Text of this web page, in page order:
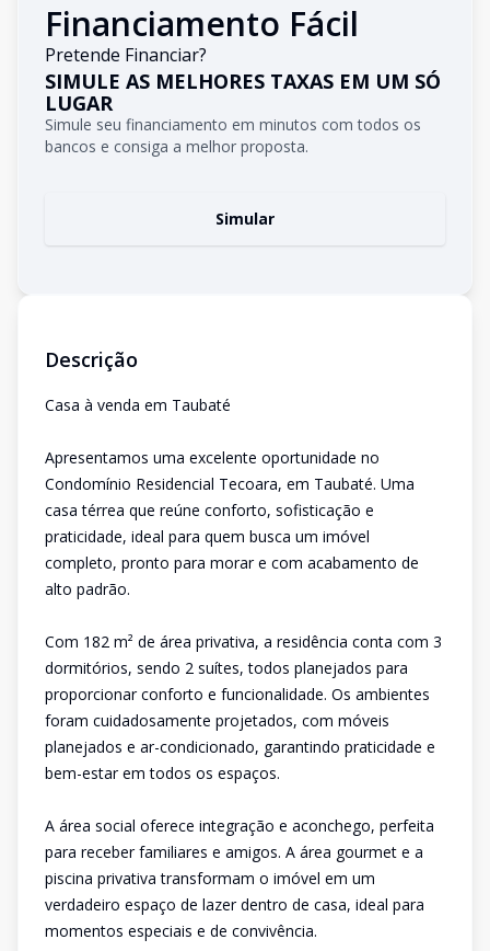
Financiamento Fácil
Pretende Financiar?
SIMULE AS MELHORES TAXAS EM UM SÓ
LUGAR
Simule seu financiamento em minutos com todos os
bancos e consiga a melhor proposta.
Simular
Descrição
Casa à venda em Taubaté
Apresentamos uma excelente oportunidade no
Condomínio Residencial Tecoara, em Taubaté. Uma
casa térrea que reúne conforto, sofisticação e
praticidade, ideal para quem busca um imóvel
completo, pronto para morar e com acabamento de
alto padrão.
Com 182 m² de área privativa, a residência conta com 3
dormitórios, sendo 2 suítes, todos planejados para
proporcionar conforto e funcionalidade. Os ambientes
foram cuidadosamente projetados, com móveis
planejados e ar-condicionado, garantindo praticidade e
bem-estar em todos os espaços.
A área social oferece integração e aconchego, perfeita
para receber familiares e amigos. A área gourmet e a
piscina privativa transformam o imóvel em um
verdadeiro espaço de lazer dentro de casa, ideal para
momentos especiais e de convivência.